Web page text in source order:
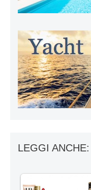
LEGGI ANCHE: